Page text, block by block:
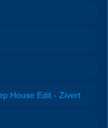
House Edit - Zivert